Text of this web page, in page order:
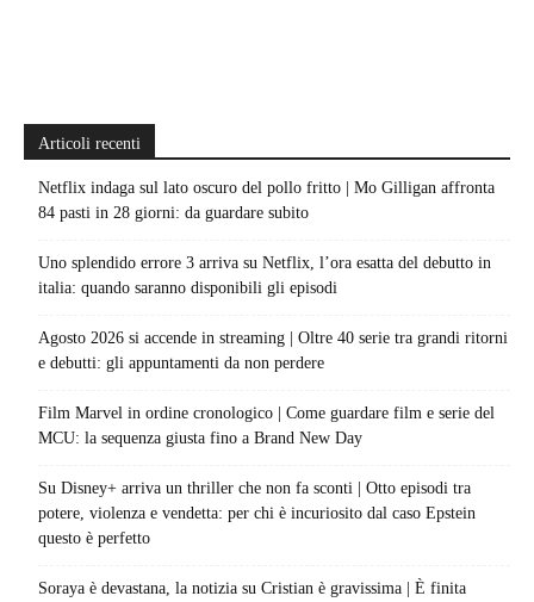
Articoli recenti
Netflix indaga sul lato oscuro del pollo fritto | Mo Gilligan affronta
84 pasti in 28 giorni: da guardare subito
Uno splendido errore 3 arriva su Netflix, l’ora esatta del debutto in
italia: quando saranno disponibili gli episodi
Agosto 2026 si accende in streaming | Oltre 40 serie tra grandi ritorni
e debutti: gli appuntamenti da non perdere
Film Marvel in ordine cronologico | Come guardare film e serie del
MCU: la sequenza giusta fino a Brand New Day
Su Disney+ arriva un thriller che non fa sconti | Otto episodi tra
potere, violenza e vendetta: per chi è incuriosito dal caso Epstein
questo è perfetto
Soraya è devastana, la notizia su Cristian è gravissima | È finita